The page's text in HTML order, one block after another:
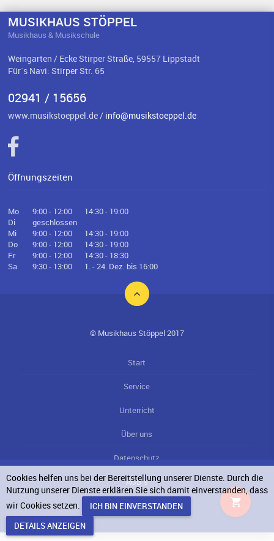
MUSIKHAUS STÖPPEL
Musikhaus & Musikschule
Weingarten / Ecke Stirper Straße, 59557 Lippstadt
Für`s Navi: Stirper Str. 65
02941 / 15656
www.musikstoeppel.de / info@musikstoeppel.de
Öffnungszeiten
Mo 9:00 - 12:00
14:30 - 19:00
Di
geschlossen
Mi
9:00 - 12:00
14:30 - 19:00
Do
9:00 - 12:00
14:30 - 19:00
Fr
9:00 - 12:00
14:30 - 18:30
Sa
9:30 - 13:00 1. - 24. Dez. bis 16:00
© Musikhaus Stöppel 2017
Start
Service
Unterricht
Über uns
Datenschutz
AGB`s
Impressum
Cookies helfen uns bei der Bereitstellung unserer Dienste. Durch die
Nutzung unserer Dienste erklären Sie sich damit einverstanden, dass
wir Cookies setzen.
DETAILS ANZEIGEN